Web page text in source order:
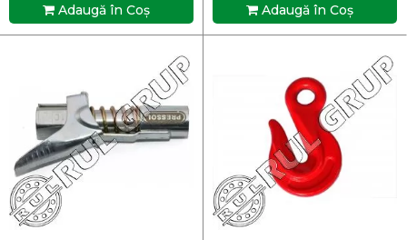
Adaugă în Coş Adaugă în Coş